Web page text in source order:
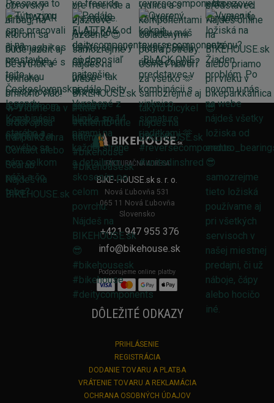
FAKTURAČNÁ ADRESA
BIKE-HOUSE.sk s. r. o.
Nová Ľubovňa 531
065 11 Nová Ľubovňa
Slovensko
+421 947 955 376
info@bikehouse.sk
Podporujeme online platby
DÔLEŽITÉ ODKAZY
PRIHLÁSENIE
REGISTRÁCIA
DODANIE TOVARU A PLATBA
VRÁTENIE TOVARU A REKLAMÁCIA
OCHRANA OSOBNÝCH ÚDAJOV